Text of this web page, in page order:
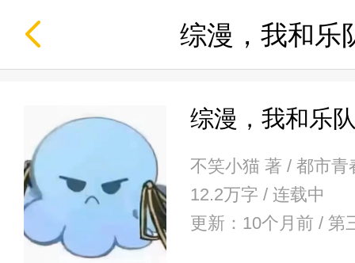
综漫，我和乐
综漫，我和乐
不笑小猫 著 / 都市青
12.2万字 / 连载中
更新：10个月前 / 第